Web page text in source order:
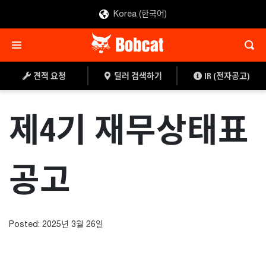
Korea (한국어)
견적 요청 딜러 검색하기 IR (전자공고)
제4기 재무상태표
공고
Posted: 2025년 3월 26일